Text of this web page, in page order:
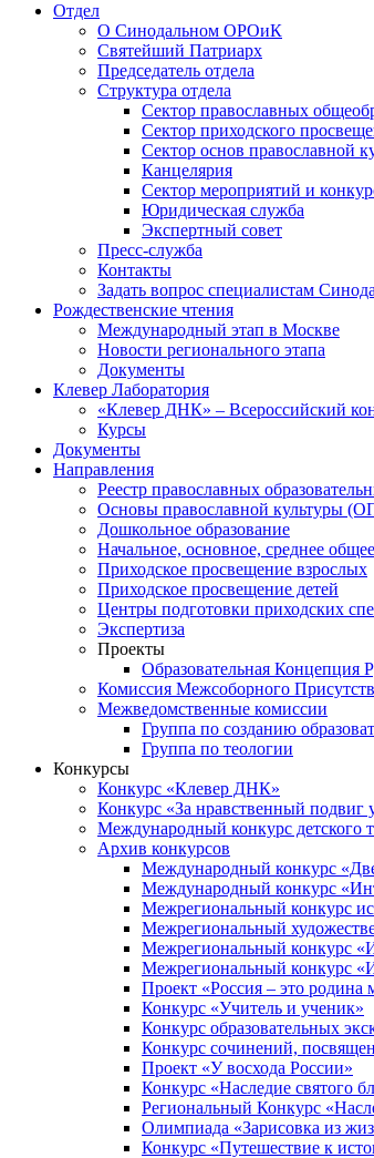
Отдел
О Синодальном ОРОиК
Святейший Патриарх
Председатель отдела
Структура отдела
Сектор православных
Сектор приходского
Сектор основ православной
Канцелярия
Сектор мероприятий и
Юридическая служба
Экспертный совет
Пресс-служба
Контакты
Задать вопрос специалистам
Рождественские чтения
Международный этап в Москве
Новости регионального этапа
Документы
Клевер Лаборатория
«Клевер ДНК» – Всероссийский
Курсы
Документы
Направления
Реестр православных
Основы православной культуры
Дошкольное образование
Начальное, основное, среднее
Приходское просвещение взрослых
Приходское просвещение детей
Центры подготовки приходских
Экспертиза
Проекты
Образовательная Концепция
Комиссия Межсоборного
Межведомственные комиссии
Группа по созданию
Группа по теологии
Конкурсы
Конкурс «Клевер ДНК»
Конкурс «За нравственный подвиг
Международный конкурс детского
Архив конкурсов
Международный конкурс
Международный конкурс
Межрегиональный конкурс
Межрегиональный
Межрегиональный конкурс
Межрегиональный конкурс
Проект «Россия – это родина
Конкурс «Учитель и ученик»
Конкурс образовательных
Конкурс сочинений,
Проект «У восхода России»
Конкурс «Наследие святого
Региональный Конкурс
Олимпиада «Зарисовка из
Конкурс «Путешествие к